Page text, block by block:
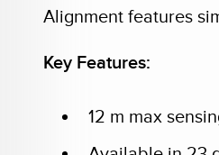
Alignment features
Key Features:
12 m max